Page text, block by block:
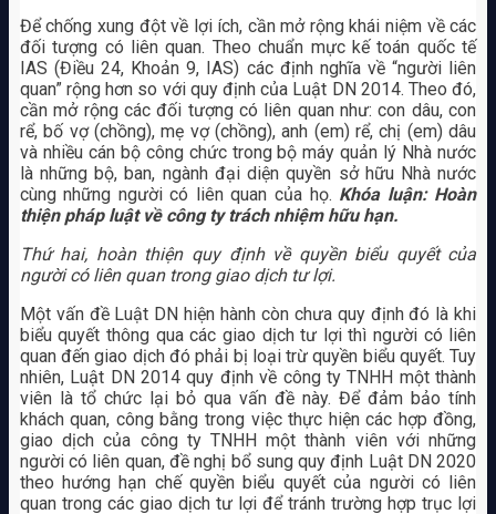
Để chống xung đột về lợi ích, cần mở rộng khái niệm về các
đối tượng có liên quan. Theo chuẩn mực kế toán quốc tế
IAS (Điều 24, Khoản 9, IAS) các định nghĩa về “người liên
quan” rộng hơn so với quy định của Luật DN 2014. Theo đó,
cần mở rộng các đối tượng có liên quan như: con dâu, con
rể, bố vợ (chồng), mẹ vợ (chồng), anh (em) rể, chị (em) dâu
và nhiều cán bộ công chức trong bộ máy quản lý Nhà nước
là những bộ, ban, ngành đại diện quyền sở hữu Nhà nước
cùng những người có liên quan của họ. Khóa luận: Hoàn
thiện pháp luật về công ty trách nhiệm hữu hạn.
Thứ hai, hoàn thiện quy định về quyền biểu quyết của
người có liên quan trong giao dịch tư lợi.
Một vấn đề Luật DN hiện hành còn chưa quy định đó là khi
biểu quyết thông qua các giao dịch tư lợi thì người có liên
quan đến giao dịch đó phải bị loại trừ quyền biểu quyết. Tuy
nhiên, Luật DN 2014 quy định về công ty TNHH một thành
viên là tổ chức lại bỏ qua vấn đề này. Để đảm bảo tính
khách quan, công bằng trong việc thực hiện các hợp đồng,
giao dịch của công ty TNHH một thành viên với những
người có liên quan, đề nghị bổ sung quy định Luật DN 2020
theo hướng hạn chế quyền biểu quyết của người có liên
quan trong các giao dịch tư lợi để tránh trường hợp trục lợi